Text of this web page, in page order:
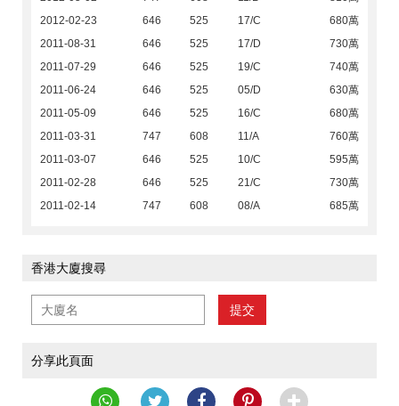
2012-02-23
646 525 17/C
680萬
2011-08-31
646 525 17/D
730萬
2011-07-29
646 525 19/C
740萬
2011-06-24
646 525 05/D
630萬
2011-05-09
646 525 16/C
680萬
2011-03-31
747 608 11/A
760萬
2011-03-07
646 525 10/C
595萬
2011-02-28
646 525 21/C
730萬
2011-02-14
747 608 08/A 685萬
香港大廈搜尋
提交
分享此頁面